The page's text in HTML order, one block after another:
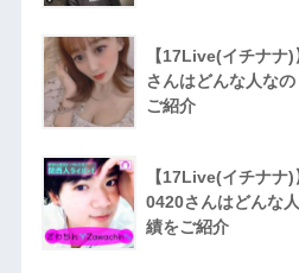
【17Live(イチナナ
さんはどんな人な
ご紹介
【17Live(イチナナ
0420さんはどんな
績をご紹介